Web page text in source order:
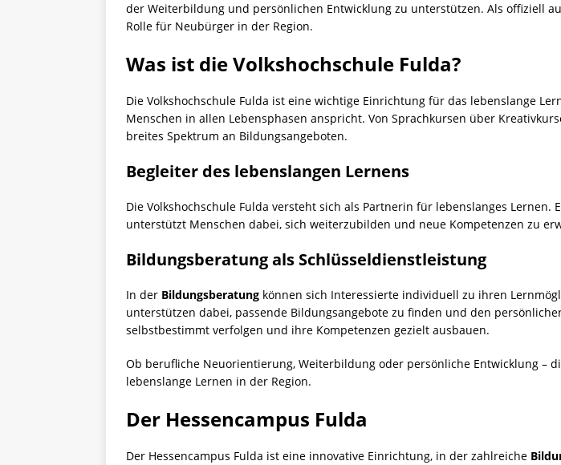
der Weiterbildung und persönlichen Entwicklung zu unterstützen. Als offiziell
Rolle für Neubürger in der Region.
Was ist die Volkshochschule Fulda?
Die Volkshochschule Fulda ist eine wichtige Einrichtung für das lebenslange
Menschen in allen Lebensphasen anspricht. Von Sprachkursen über
breites Spektrum an Bildungsangeboten.
Begleiter des lebenslangen Lernens
Die Volkshochschule Fulda versteht sich als Partnerin für lebenslanges Lernen.
unterstützt Menschen dabei, sich weiterzubilden und neue Kompetenzen zu
Bildungsberatung als Schlüsseldienstleistung
In der Bildungsberatung können sich Interessierte individuell zu ihren
unterstützen dabei, passende Bildungsangebote zu finden und den
selbstbestimmt verfolgen und ihre Kompetenzen gezielt ausbauen.
Ob berufliche Neuorientierung, Weiterbildung oder persönliche Entwicklung –
lebenslange Lernen in der Region.
Der Hessencampus Fulda
Der Hessencampus Fulda ist eine innovative Einrichtung, in der zahlreiche